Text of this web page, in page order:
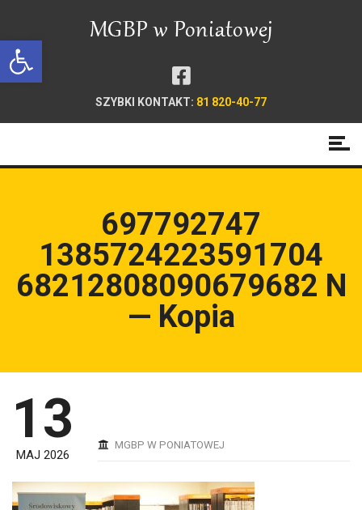
Open toolbar
SZYBKI KONTAKT: 81 820-40-77
697792747
1385724223591704
68212808090679682 N
— Kopia
13
MAJ 2026
MGBP W PONIATOWEJ